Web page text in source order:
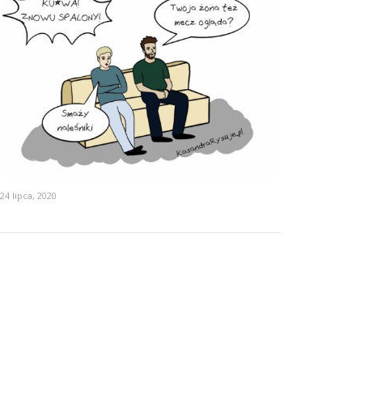
24 lipca, 2020